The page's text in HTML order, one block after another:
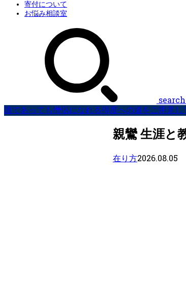
寄付について
お悩み相談室
search
誰であっても僧侶になれる得度への道をご用意し
親鸞 生涯と
在り方2026.08.05